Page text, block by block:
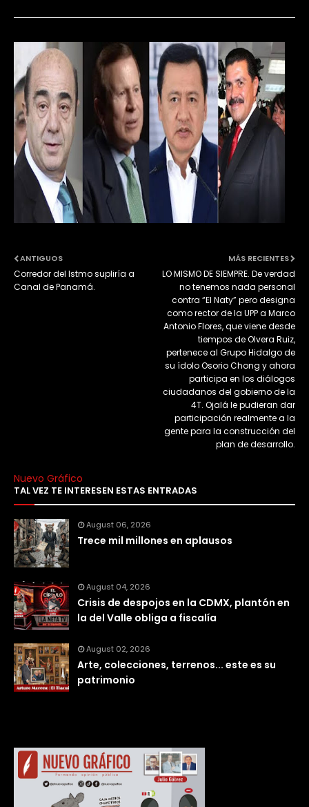
MÁS RECIENTES
LO MISMO DE SIEMPRE. De verdad
no tenemos nada personal
contra “El Naty” pero designa
como rector de la UPP a Marco
Antonio Flores, que viene desde
tiempos de Olvera Ruiz,
pertenece al Grupo Hidalgo de
su ídolo Osorio Chong y ahora
participa en los diálogos
ciudadanos del gobierno de la
4T. Ojalá le pudieran dar
participación realmente a la
gente para la construcción del
plan de desarrollo.
ANTIGUOS
Corredor del Istmo supliría a
Canal de Panamá.
Nuevo Gráfico
TAL VEZ TE INTERESEN ESTAS ENTRADAS
August 06, 2026
Trece mil millones en aplausos
August 04, 2026
Crisis de despojos en la CDMX, plantón en
la del Valle obliga a fiscalía
August 02, 2026
Arte, colecciones, terrenos... este es su
patrimonio